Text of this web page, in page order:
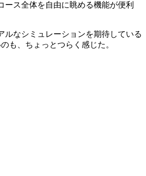
ス全体を自由に眺める機能が便利
なシミュレーションを期待している
も、ちょっとつらく感じた。